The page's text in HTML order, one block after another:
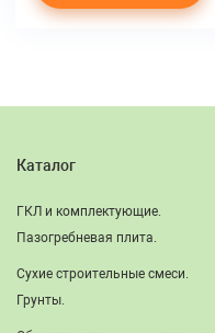
Каталог
ГКЛ и комплектующие.
Пазогребневая плита.
Сухие строительные смеси.
Грунты.